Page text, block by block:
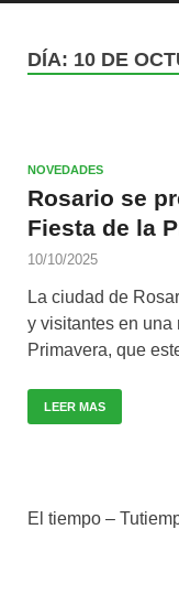
DÍA: 10 DE
NOVEDADES
Rosario se
Fiesta de la
10/10/2025
La ciudad de
y visitantes en una
Primavera, que
LEER MAS
El tiempo –